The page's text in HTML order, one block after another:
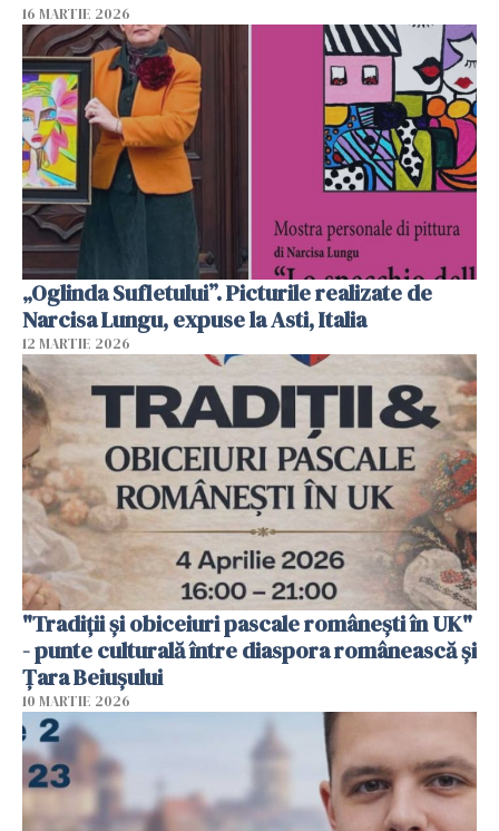
16 MARTIE 2026
„Oglinda Sufletului”. Picturile realizate de
Narcisa Lungu, expuse la Asti, Italia
12 MARTIE 2026
"Tradiții și obiceiuri pascale românești în UK"
- punte culturală între diaspora românească și
Țara Beiușului
10 MARTIE 2026